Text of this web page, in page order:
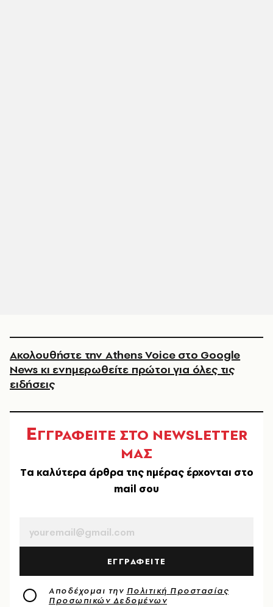
Ακολουθήστε την Athens Voice στο Google
News κι ενημερωθείτε πρώτοι για όλες τις
ειδήσεις
ΕΓΓΡΑΦΕΙΤΕ ΣΤΟ NEWSLETTER
ΜΑΣ
Tα καλύτερα άρθρα της ημέρας έρχονται στο
mail σου
ΕΓΓΡΑΦΕΙΤΕ
Αποδέχομαι την Πολιτική Προστασίας
Προσωπικών Δεδομένων